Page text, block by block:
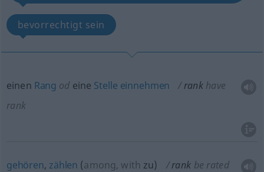
bevorrechtigt sein
einen Rang od eine Stelle einnehmen rank have
rank
gehören, zählen (among, with zu) rank be rated